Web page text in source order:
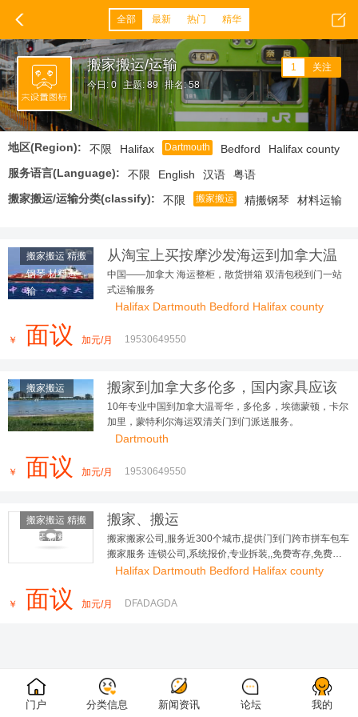
全部 最新 热门 精华
搬家搬运/运输
今日: 0 主题: 89 排名: 58
1 关注
门户 分类信息 新闻资讯 论坛 我的
地区(Region): 不限 Halifax Dartmouth Bedford
Halifax county
服务语言(Language):
不限 English 汉语
粤语
搬家搬运/运输分类(classify):
不限 搬家搬运 精搬钢琴 材料运输
搬家搬运 精搬
钢琴 材料运
输
从淘宝上买按摩沙发海运到加拿大温
哥华好用到朋友追着问
中国——加拿大 海运整柜，散货拼箱 双清包税到门一站
式运输服务
Halifax Dartmouth Bedford Halifax county
￥ 面议 加元/月 19530649550
搬家搬运
搬家到加拿大多伦多，国内家具应该
如何打包海运到加拿大?
10年专业中国到加拿大温哥华，多伦多，埃德蒙顿，卡尔
加里，蒙特利尔海运双清关门到门派送服务。
Dartmouth
￥ 面议 加元/月 19530649550
搬家搬运 精搬
钢琴 材料运
搬家、搬运
搬家搬家公司,服务近300个城市,提供门到门跨市拼车包车
搬家服务 连锁公司,系统报价,专业拆装,,免费寄存,免费评
估,全程保险
Halifax Dartmouth Bedford Halifax county
￥ 面议 加元/月 DFADAGDA